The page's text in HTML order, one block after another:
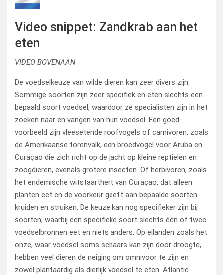
Video snippet: Zandkrab aan het
eten
VIDEO BOVENAAN
De voedselkeuze van wilde dieren kan zeer divers zijn.
Sommige soorten zijn zeer specifiek en eten slechts een
bepaald soort voedsel, waardoor ze specialisten zijn in het
zoeken naar en vangen van hun voedsel. Een goed
voorbeeld zijn vleesetende roofvogels of carnivoren, zoals
de Amerikaanse torenvalk, een broedvogel voor Aruba en
Curaçao die zich richt op de jacht op kleine reptielen en
zoogdieren, evenals grotere insecten. Of herbivoren, zoals
het endemische witstaarthert van Curaçao, dat alleen
planten eet en de voorkeur geeft aan bepaalde soorten
kruiden en struiken. De keuze kan nog specifieker zijn bij
soorten, waarbij een specifieke soort slechts één of twee
voedselbronnen eet en niets anders. Op eilanden zoals het
onze, waar voedsel soms schaars kan zijn door droogte,
hebben veel dieren de neiging om omnivoor te zijn en
zowel plantaardig als dierlijk voedsel te eten. Atlantic